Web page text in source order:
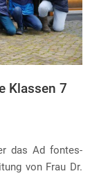
Klassen 7
das Ad fontes-
von Frau Dr.